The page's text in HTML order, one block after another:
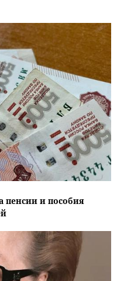
пенсии и пособия